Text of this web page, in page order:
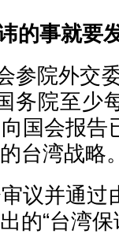
的事就要
参院外交
务院至少
国会报告
台湾战略
议并通过
的“台湾